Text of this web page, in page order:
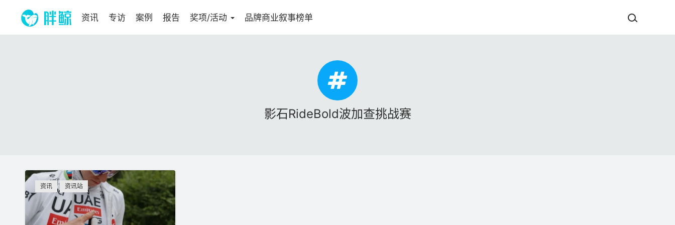
资讯 专访 案例 报告 奖项/活动 品牌商业叙事榜单
影石RideBold波加查挑战赛
资讯 资讯站